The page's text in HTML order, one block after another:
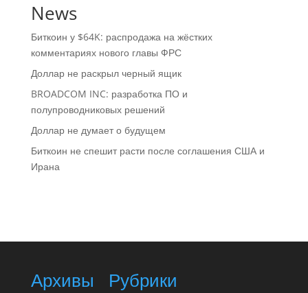
News
Биткоин у $64K: распродажа на жёстких
комментариях нового главы ФРС
Доллар не раскрыл черный ящик
BROADCOM INC: разработка ПО и
полупроводниковых решений
Доллар не думает о будущем
Биткоин не спешит расти после соглашения США и
Ирана
Архивы Рубрики